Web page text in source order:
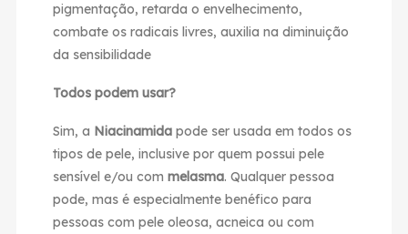
pigmentação, retarda o envelhecimento,
combate os radicais livres, auxilia na diminuição
da sensibilidade
Todos podem usar?
Sim, a Niacinamidapode ser usada em todos os
tipos de pele, inclusive por quem possui pele
sensível e/ou com melasma. Qualquer pessoa
pode, mas é especialmente benéfico para
pessoas com pele oleosa, acneica ou com